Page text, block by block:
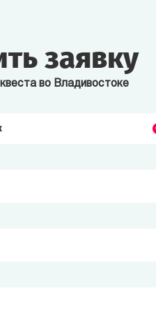
заявку
во Владивостоке